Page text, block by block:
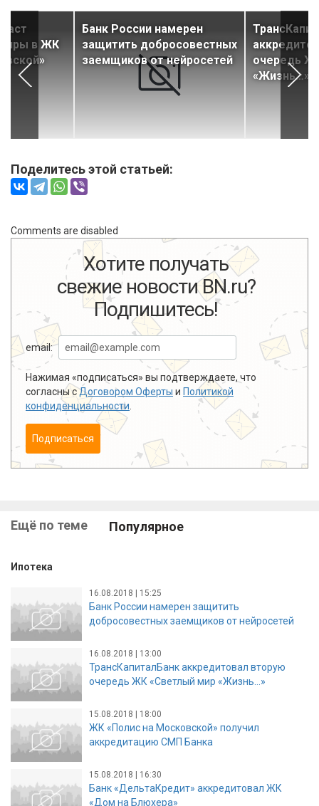
в ЖК
Банк России намерен
защитить добросовестных
заемщиков от нейросетей
очередь
«Жизнь…»
Поделитесь этой статьей:
Comments are disabled
Хотите получать
свежие новости BN.ru?
Подпишитесь!
email:
Нажимая «подписаться» вы подтверждаете, что
согласны сДоговором Оферты и Политикой
конфиденциальности
Подписаться
Ещё по теме Популярное
Ипотека
16.08.2018 | 15:25
Банк России намерен защитить
добросовестных заемщиков от нейросетей
16.08.2018 | 13:00
ТрансКапиталБанк аккредитовал вторую
очередь ЖК «Светлый мир «Жизнь…»
15.08.2018 | 18:00
ЖК «Полис на Московской» получил
аккредитацию СМП Банка
15.08.2018 | 16:30
Банк «ДельтаКредит» аккредитовал ЖК
«Дом на Блюхера»